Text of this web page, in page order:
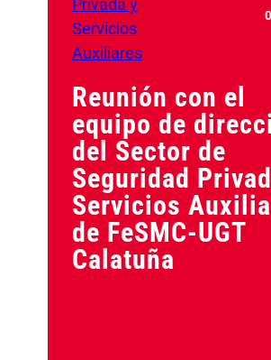
Privada y
Servicios
Auxiliares
Reunión con el
equipo de
del Sector de
Seguridad
Servicios
de FeSMC-UGT
Calatuña